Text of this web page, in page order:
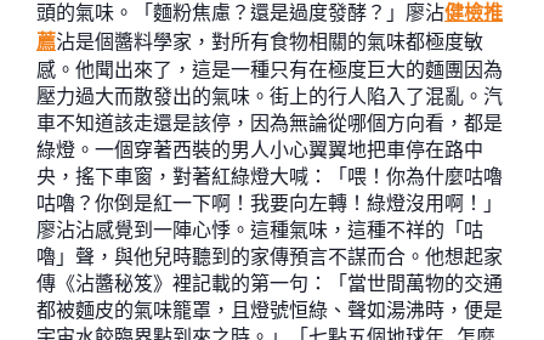
頭的氣味。「麵粉焦慮？還是過度發酵？」廖沾健檢推
薦沾是個醬料學家，對所有食物相關的氣味都極度敏
感。他聞出來了，這是一種只有在極度巨大的麵團因為
壓力過大而散發出的氣味。街上的行人陷入了混亂。汽
車不知道該走還是該停，因為無論從哪個方向看，都是
綠燈。一個穿著西裝的男人小心翼翼地把車停在路中
央，搖下車窗，對著紅綠燈大喊：「喂！你為什麼咕嚕
咕嚕？你倒是紅一下啊！我要向左轉！綠燈沒用啊！」
廖沾沾感覺到一陣心悸。這種氣味，這種不祥的「咕
嚕」聲，與他兒時聽到的家傳預言不謀而合。他想起家
傳《沾醬秘笈》裡記載的第一句：「當世間萬物的交通
都被麵皮的氣味籠罩，且燈號恒綠、聲如湯沸時，便是